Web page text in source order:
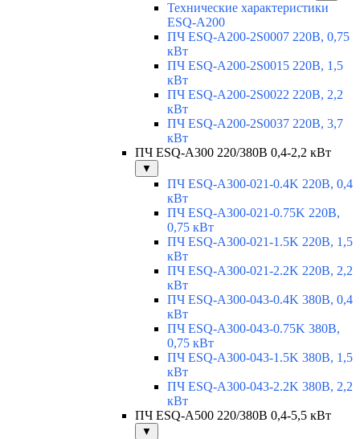
Технические характеристики
ESQ-A200
ПЧ ESQ-A200-2S0007 220В, 0,75
кВт
ПЧ ESQ-A200-2S0015 220В, 1,5
кВт
ПЧ ESQ-A200-2S0022 220В, 2,2
кВт
ПЧ ESQ-A200-2S0037 220В, 3,7
кВт
ПЧ ESQ-A300 220/380В 0,4-2,2 кВт
▼
ПЧ ESQ-A300-021-0.4K 220В, 0,4
кВт
ПЧ ESQ-A300-021-0.75K 220В,
0,75 кВт
ПЧ ESQ-A300-021-1.5K 220В, 1,5
кВт
ПЧ ESQ-A300-021-2.2K 220В, 2,2
кВт
ПЧ ESQ-A300-043-0.4K 380В, 0,4
кВт
ПЧ ESQ-A300-043-0.75K 380В,
0,75 кВт
ПЧ ESQ-A300-043-1.5K 380В, 1,5
кВт
ПЧ ESQ-A300-043-2.2K 380В, 2,2
кВт
ПЧ ESQ-A500 220/380В 0,4-5,5 кВт
▼